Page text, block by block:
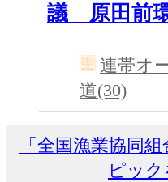
議 原田前
連帯オ
道(30)
「全国漁業協同
ピッ